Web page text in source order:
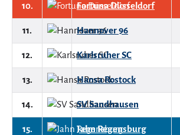
10. Fortuna Düsseldorf
11. Hannover 96
12. Karlsruher SC
13. Hansa Rostock
14. SV Sandhausen
15. Jahn Regensburg